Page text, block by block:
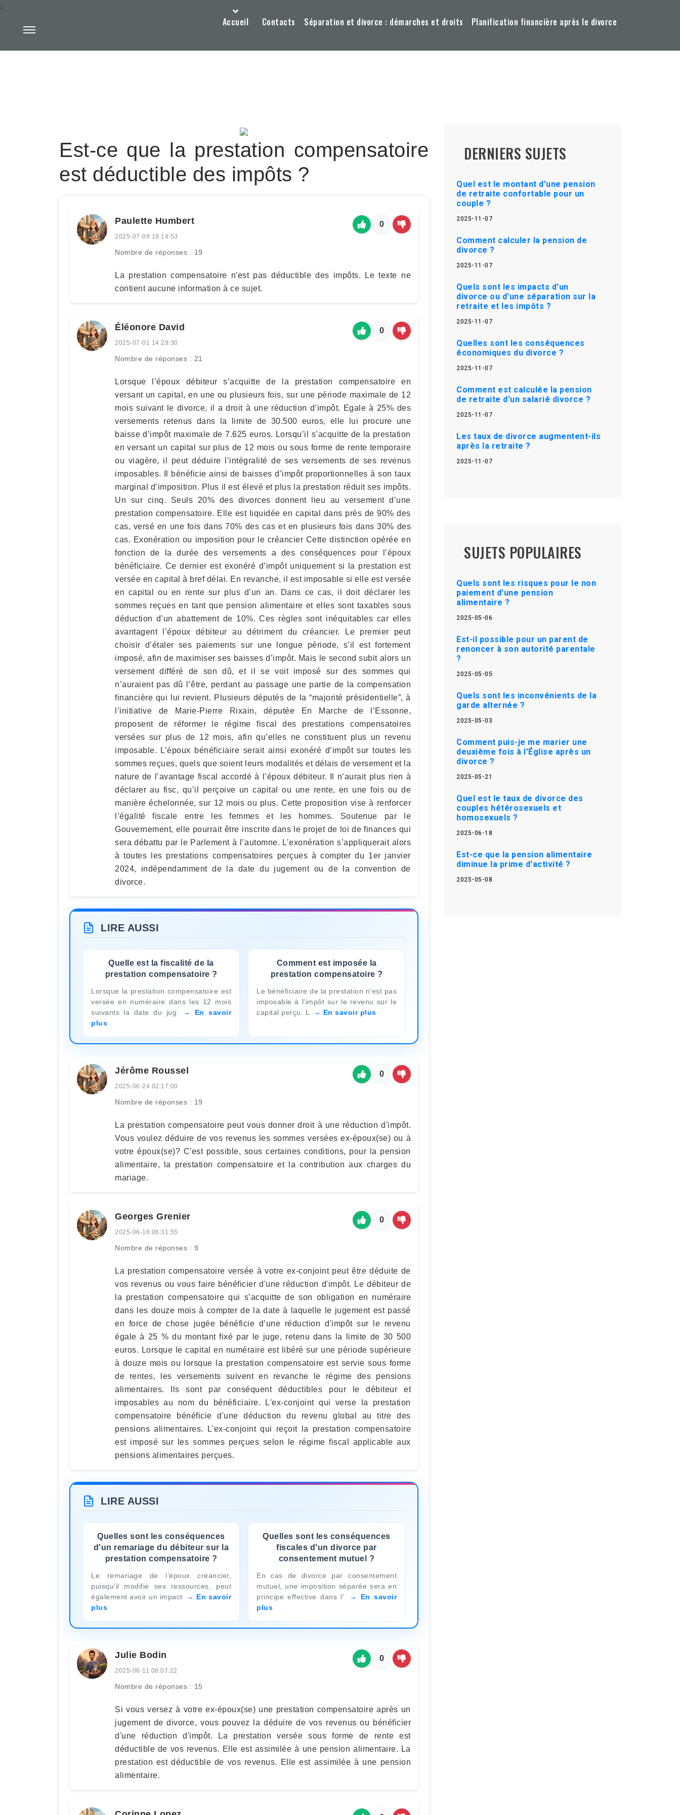
Accueil Contacts Séparation et divorce : démarches et droits Planification financière après le divorce
:
Est-ce que la prestation compensatoire
est déductible des impôts ?
Paulette Humbert
2025-07-09 19:14:53
Nombre de réponses : 19
0
La prestation compensatoire n'est pas déductible des impôts. Le texte ne
contient aucune information à ce sujet.
Éléonore David
2025-07-01 14:29:30
Nombre de réponses : 21
0
Lorsque l’époux débiteur s’acquitte de la prestation compensatoire en
versant un capital, en une ou plusieurs fois, sur une période maximale de 12
mois suivant le divorce, il a droit à une réduction d’impôt. Egale à 25% des
versements retenus dans la limite de 30.500 euros, elle lui procure une
baisse d’impôt maximale de 7.625 euros. Lorsqu’il s’acquitte de la prestation
en versant un capital sur plus de 12 mois ou sous forme de rente temporaire
ou viagère, il peut déduire l’intégralité de ses versements de ses revenus
imposables. Il bénéficie ainsi de baisses d’impôt proportionnelles à son taux
marginal d’imposition. Plus il est élevé et plus la prestation réduit ses impôts.
Un sur cinq. Seuls 20% des divorces donnent lieu au versement d’une
prestation compensatoire. Elle est liquidée en capital dans près de 90% des
cas, versé en une fois dans 70% des cas et en plusieurs fois dans 30% des
cas. Exonération ou imposition pour le créancier Cette distinction opérée en
fonction de la durée des versements a des conséquences pour l’époux
bénéficiaire. Ce dernier est exonéré d’impôt uniquement si la prestation est
versée en capital à bref délai. En revanche, il est imposable si elle est versée
en capital ou en rente sur plus d’un an. Dans ce cas, il doit déclarer les
sommes reçues en tant que pension alimentaire et elles sont taxables sous
déduction d’un abattement de 10%. Ces règles sont inéquitables car elles
avantagent l’époux débiteur au détriment du créancier. Le premier peut
choisir d’étaler ses paiements sur une longue période, s’il est fortement
imposé, afin de maximiser ses baisses d’impôt. Mais le second subit alors un
versement différé de son dû, et il se voit imposé sur des sommes qui
n’auraient pas dû l’être, perdant au passage une partie de la compensation
financière qui lui revient. Plusieurs députés de la “majorité présidentielle”, à
l’initiative de Marie‑Pierre Rixain, députée En Marche de l’Essonne,
proposent de réformer le régime fiscal des prestations compensatoires
versées sur plus de 12 mois, afin qu’elles ne constituent plus un revenu
imposable. L’époux bénéficiaire serait ainsi exonéré d’impôt sur toutes les
sommes reçues, quels que soient leurs modalités et délais de versement et la
nature de l’avantage fiscal accordé à l’époux débiteur. Il n’aurait plus rien à
déclarer au fisc, qu’il perçoive un capital ou une rente, en une fois ou de
manière échelonnée, sur 12 mois ou plus. Cette proposition vise à renforcer
l’égalité fiscale entre les femmes et les hommes. Soutenue par le
Gouvernement, elle pourrait être inscrite dans le projet de loi de finances qui
sera débattu par le Parlement à l’automne. L’exonération s’appliquerait alors
à toutes les prestations compensatoires perçues à compter du 1er janvier
2024, indépendamment de la date du jugement ou de la convention de
divorce.
LIRE AUSSI
Quelle est la fiscalité de la
prestation compensatoire ?
Lorsque la prestation compensatoire est
versée en numéraire dans les 12 mois
suivants la date du jug
En savoir
plus
Comment est imposée la
prestation compensatoire ?
Le bénéficiaire de la prestation n'est pas
imposable à l'impôt sur le revenu sur le
capital perçu. L
En savoir plus
Jérôme Roussel
2025-06-24 02:17:00
Nombre de réponses : 19
0
La prestation compensatoire peut vous donner droit à une réduction d'impôt.
Vous voulez déduire de vos revenus les sommes versées ex-époux(se) ou à
votre époux(se)? C'est possible, sous certaines conditions, pour la pension
alimentaire, la prestation compensatoire et la contribution aux charges du
mariage.
Georges Grenier
2025-06-16 06:31:55
Nombre de réponses : 9
0
La prestation compensatoire versée à votre ex-conjoint peut être déduite de
vos revenus ou vous faire bénéficier d'une réduction d'impôt. Le débiteur de
la prestation compensatoire qui s’acquitte de son obligation en numéraire
dans les douze mois à compter de la date à laquelle le jugement est passé
en force de chose jugée bénéficie d’une réduction d'impôt sur le revenu
égale à 25 % du montant fixé par le juge, retenu dans la limite de 30 500
euros. Lorsque le capital en numéraire est libéré sur une période supérieure
à douze mois ou lorsque la prestation compensatoire est servie sous forme
de rentes, les versements suivent en revanche le régime des pensions
alimentaires. Ils sont par conséquent déductibles pour le débiteur et
imposables au nom du bénéficiaire. L'ex-conjoint qui verse la prestation
compensatoire bénéficie d'une déduction du revenu global au titre des
pensions alimentaires. L'ex-conjoint qui reçoit la prestation compensatoire
est imposé sur les sommes perçues selon le régime fiscal applicable aux
pensions alimentaires perçues.
LIRE AUSSI
Quelles sont les conséquences
d'un remariage du débiteur sur la
prestation compensatoire ?
Le remariage de l’époux créancier,
puisqu’il modifie ses ressources, peut
également avoir un impact
En savoir
plus
Quelles sont les conséquences
fiscales d'un divorce par
consentement mutuel ?
En cas de divorce par consentement
mutuel, une imposition séparée sera en
principe effective dans l’
En savoir
plus
Julie Bodin
2025-06-11 08:07:22
Nombre de réponses : 15
0
Si vous versez à votre ex-époux(se) une prestation compensatoire après un
jugement de divorce, vous pouvez la déduire de vos revenus ou bénéficier
d'une réduction d'impôt. La prestation versée sous forme de rente est
déductible de vos revenus. Elle est assimilée à une pension alimentaire. La
prestation est déductible de vos revenus. Elle est assimilée à une pension
alimentaire.
DERNIERS SUJETS
Quel est le montant d'une pension
de retraite confortable pour un
couple ?
2025-11-07
Comment calculer la pension de
divorce ?
2025-11-07
Quels sont les impacts d'un
divorce ou d'une séparation sur la
retraite et les impôts ?
2025-11-07
Quelles sont les conséquences
économiques du divorce ?
2025-11-07
Comment est calculée la pension
de retraite d'un salarié divorce ?
2025-11-07
Les taux de divorce augmentent-ils
après la retraite ?
2025-11-07
SUJETS POPULAIRES
Quels sont les risques pour le non
paiement d'une pension
alimentaire ?
2025-05-06
Est-il possible pour un parent de
renoncer à son autorité parentale
?
2025-05-05
Quels sont les inconvénients de la
garde alternée ?
2025-05-03
Comment puis-je me marier une
deuxième fois à l'Église après un
divorce ?
2025-05-21
Quel est le taux de divorce des
couples hétérosexuels et
homosexuels ?
2025-06-18
Est-ce que la pension alimentaire
diminue la prime d'activité ?
2025-05-08